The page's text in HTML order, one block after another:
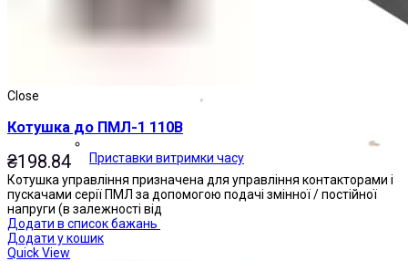
Приставки витримки часу
Close
Котушка до ПМЛ-1 110В
₴198.84
Котушка управління призначена для управління контакторами і
пускачами серії ПМЛ за допомогою подачі змінної / постійної
напруги (в залежності від
Додати в список бажань
Додати у кошик
Quick View